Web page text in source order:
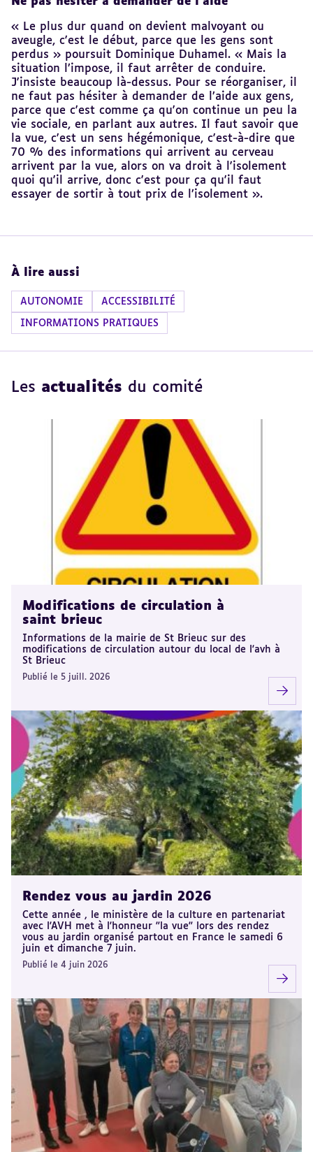
« Le plus dur quand on devient malvoyant ou
aveugle, c'est le début, parce que les gens sont
perdus » poursuit Dominique Duhamel. « Mais la
situation l’impose, il faut arrêter de conduire.
J'insiste beaucoup là-dessus. Pour se réorganiser, il
ne faut pas hésiter à demander de l’aide aux gens,
parce que c'est comme ça qu'on continue un peu la
vie sociale, en parlant aux autres. Il faut savoir que
la vue, c'est un sens hégémonique, c'est-à-dire que
70 % des informations qui arrivent au cerveau
arrivent par la vue, alors on va droit à l'isolement
quoi qu'il arrive, donc c'est pour ça qu'il faut
essayer de sortir à tout prix de l’isolement ».
À lire aussi
AUTONOMIE ACCESSIBILITÉ
INFORMATIONS PRATIQUES
Les actualités du comité
Modifications de circulation à
saint brieuc
Informations de la mairie de St Brieuc sur des
modifications de circulation autour du local de l'avh à
St Brieuc
Publié le 5 juill. 2026
Rendez vous au jardin 2026
Cette année , le ministère de la culture en partenariat
avec l'AVH met à l'honneur "la vue" lors des rendez
vous au jardin organisé partout en France le samedi 6
juin et dimanche 7 juin.
Publié le 4 juin 2026